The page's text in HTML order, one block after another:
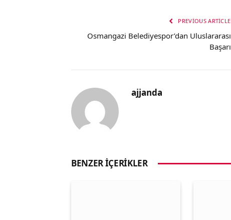
PREVIOUS ARTICLE
Osmangazi Belediyespor’dan Uluslararası
Başarı
ajjanda
BENZER İÇERIKLER